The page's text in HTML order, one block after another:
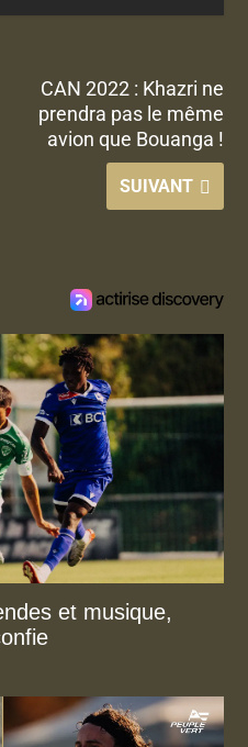
CAN 2022 : Khazri ne
prendra pas le même
avion que Bouanga !
SUIVANT
et musique,